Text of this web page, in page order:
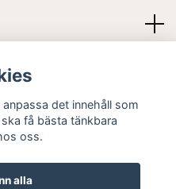
det innehåll som
få bästa tänkbara
oss.
alla